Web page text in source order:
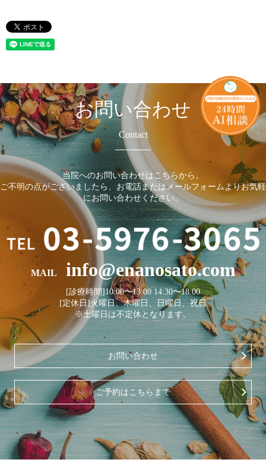
お問い合わせ
Contact
当院へのお問い合わせはこちらから。
ご不明の点がございましたら、お電話またはメールフォームよりお気軽
にお問い合わせください。
MAIL info@enanosato.com
[診療時間]10:00〜13:00 14:30〜18:00
[定休日]火曜日、木曜日、日曜日、祝日
※土曜日は不定休となります。
お問い合わせ
ご予約はこちらまで